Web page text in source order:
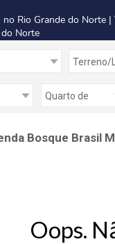
no Rio Grande do Norte
Norte
Bosque Brasil
Oops.